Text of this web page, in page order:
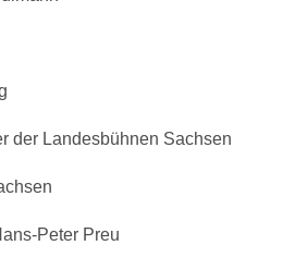
der Landesbühnen Sachsen
Peter Preu